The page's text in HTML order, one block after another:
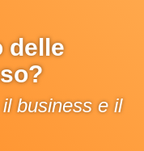
delle
business e il